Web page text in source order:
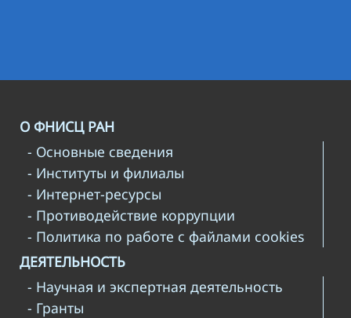
О ФНИСЦ РАН
- Основные сведения
- Институты и филиалы
- Интернет-ресурсы
- Противодействие коррупции
- Политика по работе с файлами cookies
ДЕЯТЕЛЬНОСТЬ
- Научная и экспертная деятельность
- Гранты